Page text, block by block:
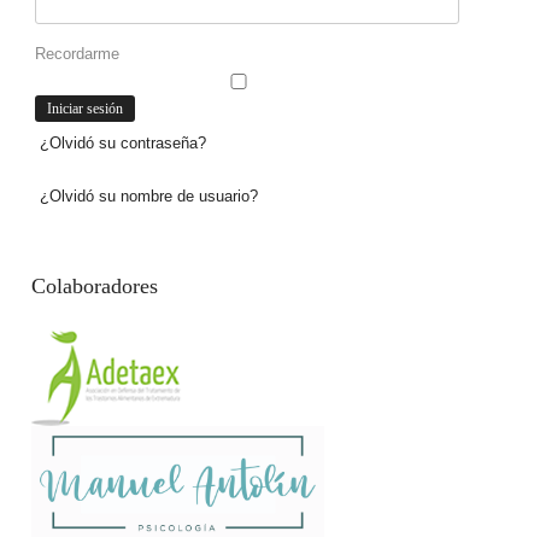
Recordarme
¿Olvidó su contraseña?
¿Olvidó su nombre de usuario?
Colaboradores